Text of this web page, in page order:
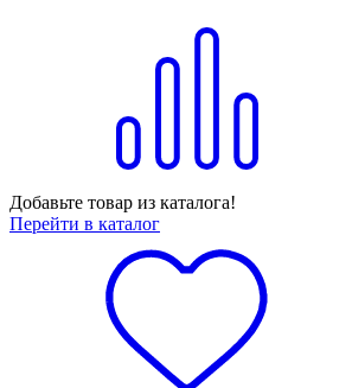
Добавьте товар из каталога!
Перейти в каталог